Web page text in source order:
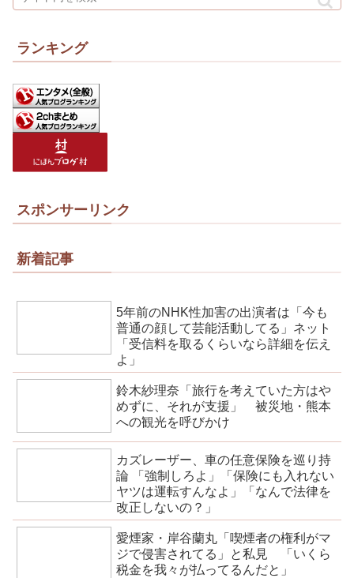
ランキング
スポンサーリンク
新着記事
5年前のNHK性加害の出演者は「今も
普通の顔して芸能活動してる」ネット
「受信料を取るくらいなら詳細を伝え
よ」
鈴木紗理奈「旅行を考えていた方はや
めずに、それが支援」 被災地・熊本
への観光を呼びかけ
カズレーザー、車の任意保険を巡り持
論 「強制しろよ」「保険にも入れない
ヤツは運転すんなよ」「なんで法律を
改正しないの？」
愛煙家・岸谷蘭丸「喫煙者の権利がマ
ジで侵害されてる」と私見 「いくら
税金を我々が払ってるんだと」